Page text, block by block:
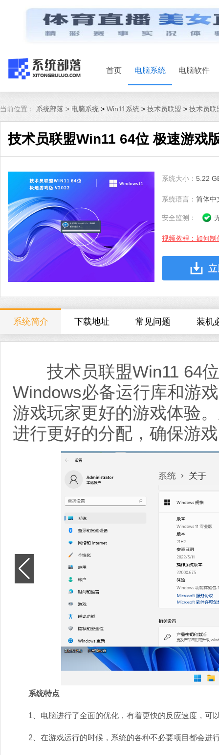
首页 电脑系统 电脑软件
当前位置： 系统部落 > 电脑系统 > Win11系统 > 技术员联盟 > 技术员联
技术员联盟Win11 64位 极速游戏
系统大小： 5.22
系统语言： 简体中
安全监测：
视频教程：如何制
系统简介 下载地址 常见问题 装机
技术员联盟Win11 64位
Windows必备运行库和游
游戏玩家更好的游戏体验
进行更好的分配，确保游
系统特点
1、电脑进行了全面的优化，有着更快的反应速度，可
2、在游戏运行的时候，系统的各种不必要项目都会进